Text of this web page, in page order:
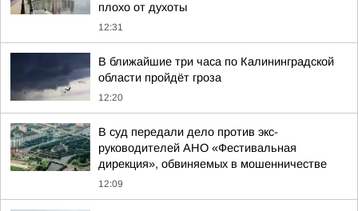
плохо от духоты
12:31
В ближайшие три часа по Калининградской
области пройдёт гроза
12:20
В суд передали дело против экс-
руководителей АНО «Фестивальная
дирекция», обвиняемых в мошенничестве
12:09